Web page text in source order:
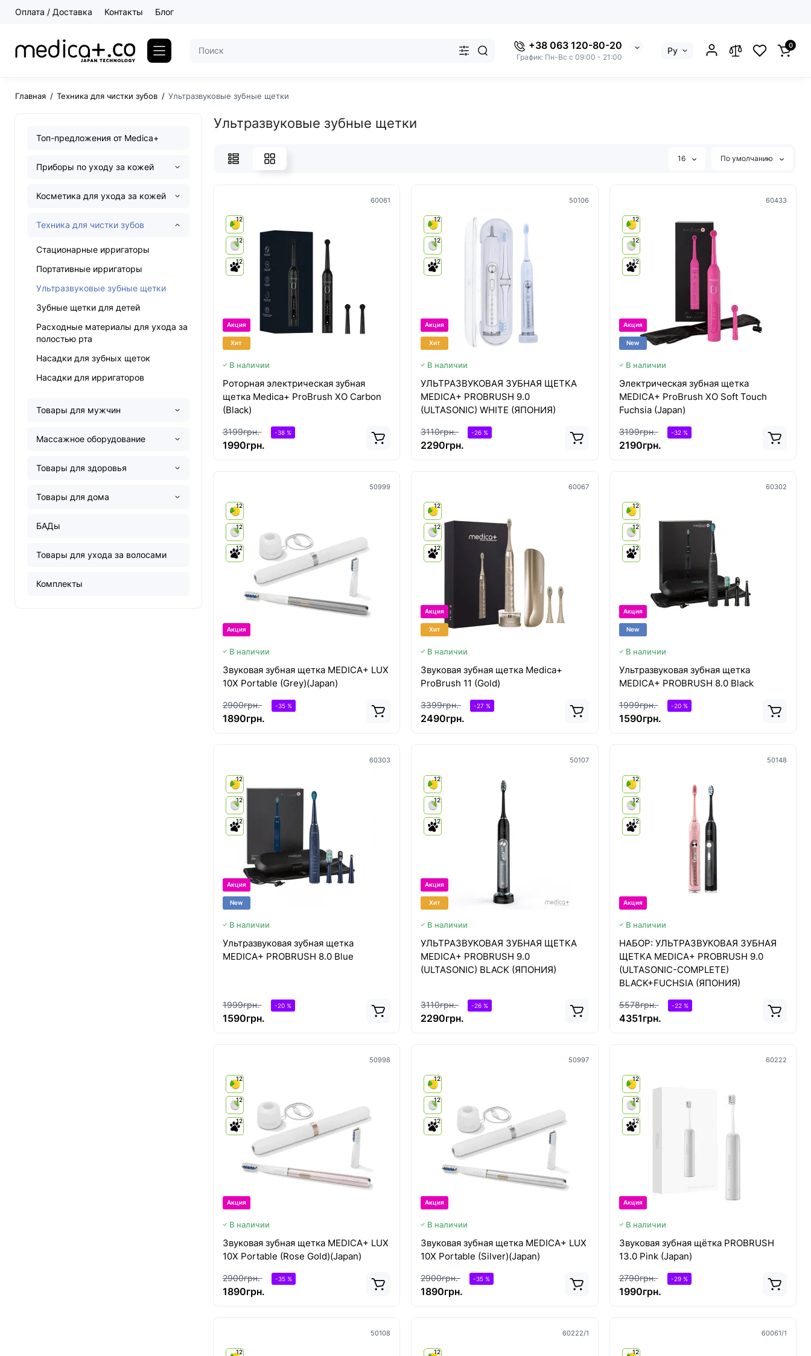
Оплата / Доставка Контакты Блог
+38 063 120-80-20
График: Пн-Вс с 09:00 - 21:00
Ру 0
Главная Техника для чистки зубов Ультразвуковые зубные щетки
Топ-предложения от Medica+
Приборы по уходу за кожей
Косметика для ухода за кожей
Техника для чистки зубов
Стационарные ирригаторы
Портативные ирригаторы
Ультразвуковые зубные щетки
Зубные щетки для детей
Расходные материалы для ухода за
полостью рта
Насадки для зубных щеток
Насадки для ирригаторов
Товары для мужчин
Массажное оборудование
Товары для здоровья
Товары для дома
БАДы
Товары для ухода за волосами
Комплекты
Ультразвуковые зубные щетки
16 По умолчанию
60061
12
12
12
Акция
Хит
В наличии
Роторная электрическая зубная
щетка Medica+ ProBrush XO Сarbon
(Black)
3199грн. -38 %
1990грн.
50106
12
12
12
Акция
Хит
В наличии
УЛЬТРАЗВУКОВАЯ ЗУБНАЯ ЩЕТКА
MEDICA+ PROBRUSH 9.0
(ULTASONIC) WHITE (ЯПОНИЯ)
3110грн. -26 %
2290грн.
60433
12
12
12
Акция
New
В наличии
Электрическая зубная щетка
MEDICA+ ProBrush XO Soft Touch
Fuchsia (Japan)
3199грн. -32 %
2190грн.
50999
12
12
12
Акция
В наличии
Звуковая зубная щетка MEDICA+ LUX
10Х Portable (Grey)(Japan)
2900грн. -35 %
1890грн.
60067
12
12
12
Акция
Хит
В наличии
Звуковая зубная щетка Medica+
ProBrush 11 (Gold)
3399грн. -27 %
2490грн.
60302
12
12
12
Акция
New
В наличии
Ультразвуковая зубная щетка
MEDICA+ PROBRUSH 8.0 Black
1999грн. -20 %
1590грн.
60303
12
12
12
Акция
New
В наличии
Ультразвуковая зубная щетка
MEDICA+ PROBRUSH 8.0 Blue
1999грн. -20 %
1590грн.
50107
12
12
12
Акция
Хит
В наличии
УЛЬТРАЗВУКОВАЯ ЗУБНАЯ ЩЕТКА
MEDICA+ PROBRUSH 9.0
(ULTASONIC) BLACK (ЯПОНИЯ)
3110грн. -26 %
2290грн.
50148
12
12
12
Акция
В наличии
НАБОР: УЛЬТРАЗВУКОВАЯ ЗУБНАЯ
ЩЕТКА MEDICA+ PROBRUSH 9.0
(ULTASONIC-COMPLETE)
BLACK+FUCHSIA (ЯПОНИЯ)
5578грн. -22 %
4351грн.
50998
12
12
12
Акция
В наличии
Звуковая зубная щетка MEDICA+ LUX
10Х Portable (Rose Gold)(Japan)
2900грн. -35 %
1890грн.
50997
12
12
12
Акция
В наличии
Звуковая зубная щетка MEDICA+ LUX
10Х Portable (Silver)(Japan)
2900грн. -35 %
1890грн.
60222
12
12
12
Акция
В наличии
Звуковая зубная щётка PROBRUSH
13.0 Pink (Japan)
2790грн. -29 %
1990грн.
50108
12
60222/1
12
60061/1
12